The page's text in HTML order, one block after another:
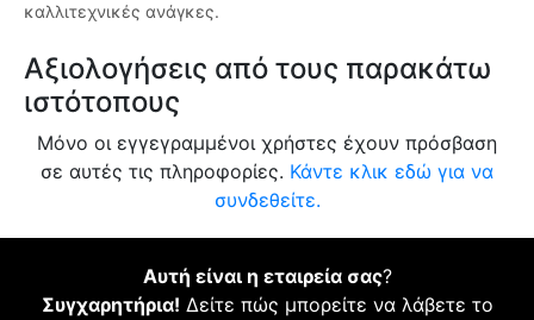
καλλιτεχνικές ανάγκες.
Αξιολογήσεις από τους παρακάτω
ιστότοπους
Μόνο οι εγγεγραμμένοι χρήστες έχουν πρόσβαση
σε αυτές τις πληροφορίες. Κάντε κλικ εδώ για να
συνδεθείτε.
Αυτή είναι η εταιρεία σας?
Συγχαρητήρια! Δείτε πώς μπορείτε να λάβετε το